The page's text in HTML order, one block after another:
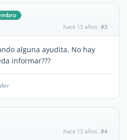
hace 13 años #3
alguna ayudita. No hay
informar???
hace 13 años #4